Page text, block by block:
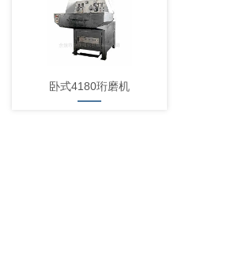
卧式4180珩磨机